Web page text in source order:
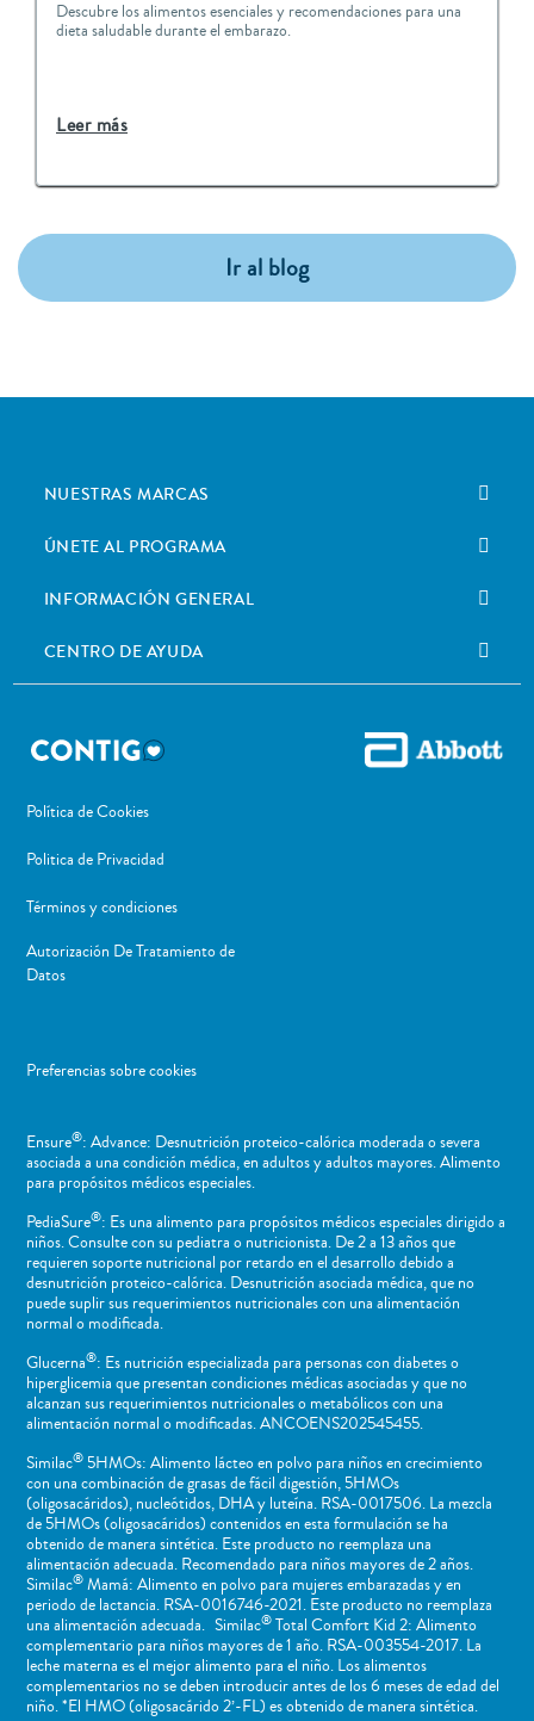
Descubre los alimentos esenciales y recomendaciones para una
dieta saludable durante el embarazo.
Leer más
Ir al blog
NUESTRAS MARCAS
ÚNETE AL PROGRAMA
INFORMACIÓN GENERAL
CENTRO DE AYUDA
Política de Cookies
Politica de Privacidad
Términos y condiciones
Autorización De Tratamiento de
Datos
Preferencias sobre cookies
Ensure®: Advance: Desnutrición proteico-calórica moderada o severa
asociada a una condición médica, en adultos y adultos mayores. Alimento
para propósitos médicos especiales.
PediaSure®: Es una alimento para propósitos médicos especiales dirigido a
niños​. Consulte con su pediatra o nutricionista. De 2 a 13 años que
requieren soporte nutricional por retardo en el desarrollo debido a
desnutrición proteico-calórica. Desnutrición asociada médica, que no
puede suplir sus requerimientos nutricionales con una alimentación
normal o ​modificada.
Glucerna®: Es nutrición especializada para personas con diabetes o
hiperglicemia que presentan condiciones médicas asociadas y que no
alcanzan sus requerimientos nutricionales o metabólicos con una
alimentación normal o modificadas. ANCOENS202545455.
Similac®5HMOs: Alimento lácteo en polvo para niños en crecimiento
con una combinación de grasas de fácil digestión, 5HMOs
(oligosacáridos), nucleótidos, DHA y luteína. RSA-0017506. La mezcla
de 5HMOs (oligosacáridos) contenidos en esta formulación se ha
obtenido de manera sintética. Este producto no reemplaza una
alimentación adecuada. Recomendado para niños mayores de 2 años.
Similac®Mamá: Alimento en polvo para mujeres embarazadas y en
periodo de lactancia. RSA-0016746-2021. Este producto no reemplaza
una alimentación adecuada. Similac®Total Comfort Kid 2: Alimento
complementario para niños mayores de 1 año. RSA-003554-2017. La
leche materna es el mejor alimento para el niño. Los alimentos
complementarios no se deben introducir antes de los 6 meses de edad del
niño. *El HMO (oligosacárido 2’-FL) es obtenido de manera sintética.